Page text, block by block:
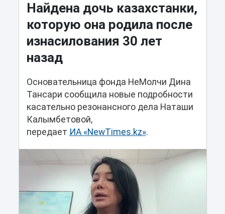
Найдена дочь казахстанки,
которую она родила после
изнасилования 30 лет
назад
Основательница фонда НеМолчи Дина
Тансари сообщила новые подробности
касательно резонансного дела Наташи
Калымбетовой,
передает ИА «NewTimes.kz».